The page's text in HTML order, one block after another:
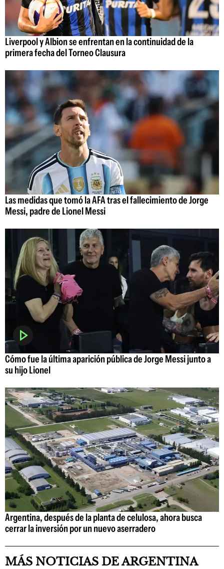
Liverpool y Albion se enfrentan en la continuidad de la
primera fecha del Torneo Clausura
Las medidas que tomó la AFA tras el fallecimiento de Jorge
Messi, padre de Lionel Messi
Cómo fue la última aparición pública de Jorge Messi junto a
su hijo Lionel
Argentina, después de la planta de celulosa, ahora busca
cerrar la inversión por un nuevo aserradero
MÁS NOTICIAS DE ARGENTINA